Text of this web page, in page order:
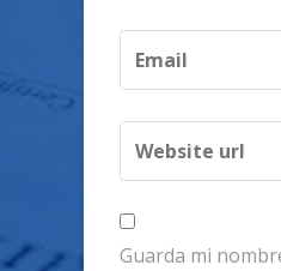
Guarda mi